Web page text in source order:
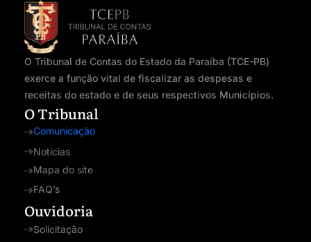
O Tribunal de Contas do Estado da Paraíba (TCE-PB)
exerce a função vital de fiscalizar as despesas e
receitas do estado e de seus respectivos Municípios.
O Tribunal
Comunicação
Notícias
Mapa do site
FAQ’s
Ouvidoria
Solicitação